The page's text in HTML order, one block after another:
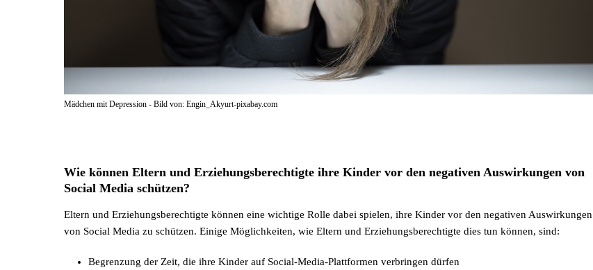
Mädchen mit Depression - Bild von: Engin_Akyurt-pixabay.com
Wie können Eltern und Erziehungsberechtigte ihre Kinder vor den negativen Auswirkungen von
Social Media schützen?
Eltern und Erziehungsberechtigte können eine wichtige Rolle dabei spielen, ihre Kinder vor den negativen Auswirkungen
von Social Media zu schützen. Einige Möglichkeiten, wie Eltern und Erziehungsberechtigte dies tun können, sind:
Begrenzung der Zeit, die ihre Kinder auf Social-Media-Plattformen verbringen dürfen